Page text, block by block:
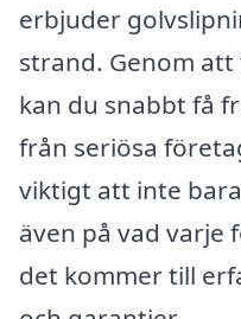
erbjuder
strand. Genom
kan du snabbt få
från seriösa
viktigt att inte
även på vad
det kommer till